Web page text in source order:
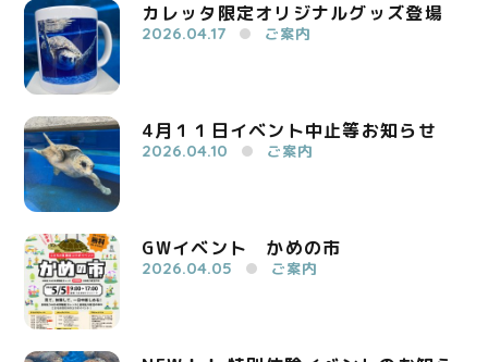
カレッタ限定オリジナルグッズ登場
2026.04.17 ご案内
4月１１日イベント中止等お知らせ
2026.04.10 ご案内
GWイベント かめの市
2026.04.05 ご案内